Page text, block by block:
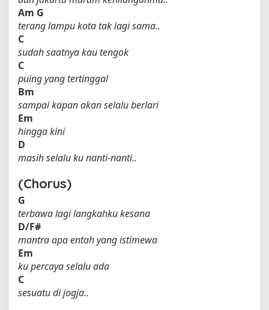
Am G
terang lampu kota tak lagi sama..
C
sudah saatnya kau tengok
C
puing yang tertinggal
Bm
sampai kapan akan selalu berlari
Em
hingga kini
D
masih selalu ku nanti-nanti..
(Chorus)
G
terbawa lagi langkahku kesana
D/F#
mantra apa entah yang istimewa
Em
ku percaya selalu ada
C
sesuatu di jogja..